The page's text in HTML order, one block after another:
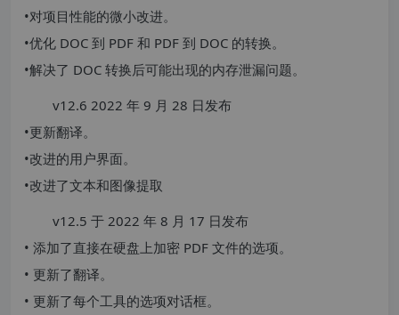
•对项目性能的微小改进。
•优化 DOC 到 PDF 和 PDF 到 DOC 的转换。
•解决了 DOC 转换后可能出现的内存泄漏问题。
v12.6 2022 年 9 月 28 日发布
•更新翻译。
•改进的用户界面。
•改进了文本和图像提取
v12.5 于 2022 年 8 月 17 日发布
• 添加了直接在硬盘上加密 PDF 文件的选项。
• 更新了翻译。
• 更新了每个工具的选项对话框。